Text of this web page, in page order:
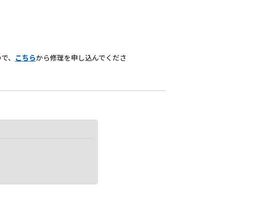
、 こちらから修理を申し込んでくださ